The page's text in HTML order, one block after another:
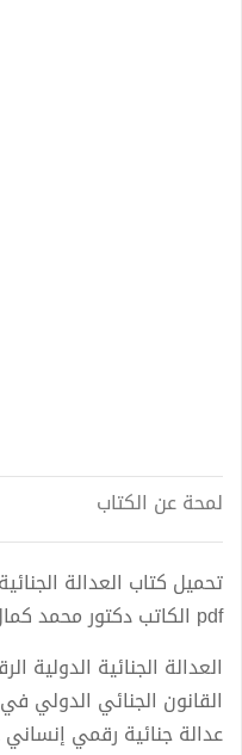
لمحة عن الكتاب
تحميل كتاب العدالة
pdf الكاتب دكتور محمد كمال الرخاوي
العدالة الجنائية الدولية
القانون الجنائي الدولي
عدالة جنائية رقمي